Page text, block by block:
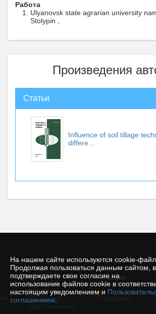
На нашем сайте используются cookie-
Продолжая пользоваться данным сайтом,
подтверждаете свое согласие на
использование файлов cookie в
настоящим уведомлением и
соглашением
Работа
Ulyanovsk state agrarian university
Stolypin ,
Произведения
Статьи
Influence of soil tillage
differe...
© iacj.ru
Политика
защиты и
обработки